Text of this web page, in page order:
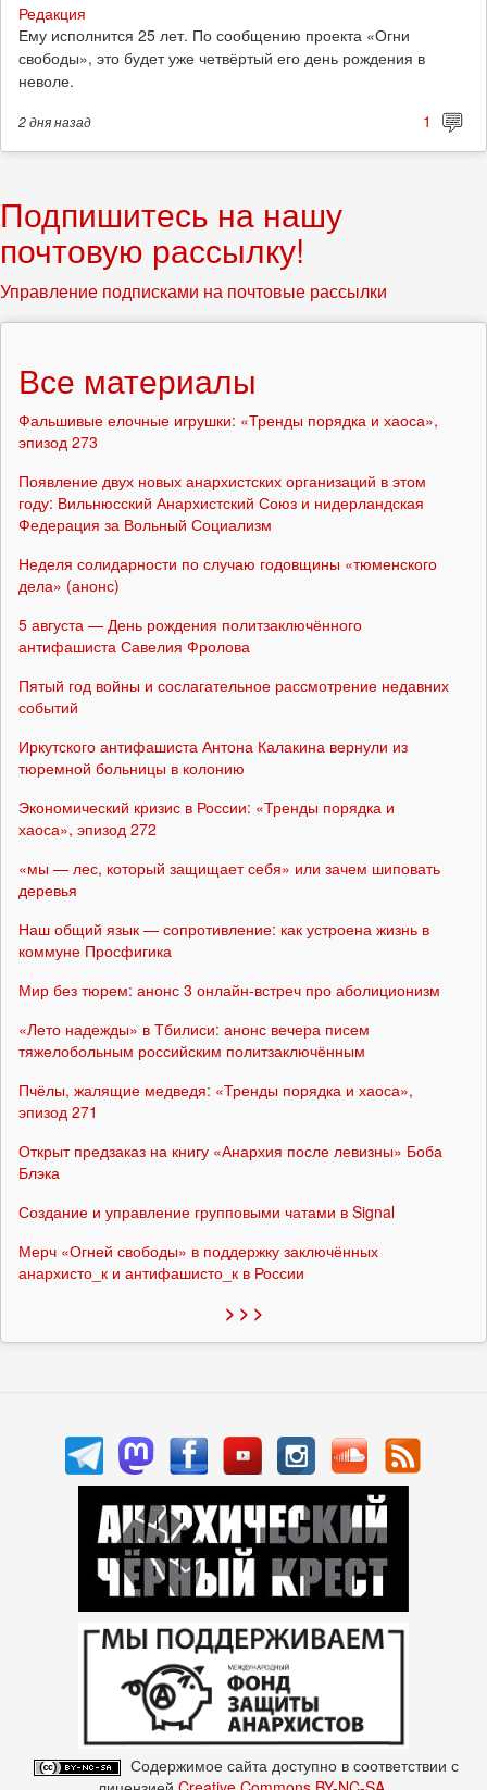
Редакция
Ему исполнится 25 лет. По сообщению проекта «Огни
свободы», это будет уже четвёртый его день рождения в
неволе.
2 дняназад 1
Подпишитесь на нашу
почтовую рассылку!
Управление подписками на почтовые рассылки
Все материалы
Фальшивые елочные игрушки: «Тренды порядка и хаоса»,
эпизод 273
Появление двух новых анархистских организаций в этом
году: Вильнюсский Анархистский Союз и нидерландская
Федерация за Вольный Социализм
Неделя солидарности по случаю годовщины «тюменского
дела» (анонс)
5 августа — День рождения политзаключённого
антифашиста Савелия Фролова
Пятый год войны и сослагательное рассмотрение недавних
событий
Иркутского антифашиста Антона Калакина вернули из
тюремной больницы в колонию
Экономический кризис в России: «Тренды порядка и
хаоса», эпизод 272
«мы — лес, который защищает себя» или зачем шиповать
деревья
Наш общий язык — сопротивление: как устроена жизнь в
коммуне Просфигика
Мир без тюрем: анонс 3 онлайн-встреч про аболиционизм
«Лето надежды» в Тбилиси: анонс вечера писем
тяжелобольным российским политзаключённым
Пчёлы, жалящие медведя: «Тренды порядка и хаоса»,
эпизод 271
Открыт предзаказ на книгу «Анархия после левизны» Боба
Блэка
Создание и управление групповыми чатами в Signal
Мерч «Огней свободы» в поддержку заключённых
анархисто_к и антифашисто_к в России
> > >
Содержимое сайта доступно в соответствии с